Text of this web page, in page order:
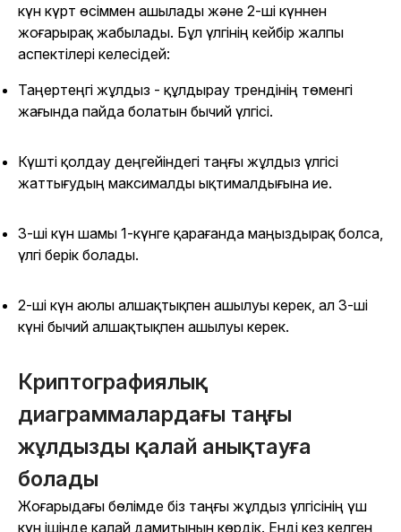
күн күрт өсіммен ашылады және 2-ші күннен
жоғарырақ жабылады. Бұл үлгінің кейбір жалпы
аспектілері келесідей:
Таңертеңгі жұлдыз - құлдырау трендінің төменгі
жағында пайда болатын бычий үлгісі.
Күшті қолдау деңгейіндегі таңғы жұлдыз үлгісі
жаттығудың максималды ықтималдығына ие.
3-ші күн шамы 1-күнге қарағанда маңыздырақ болса,
үлгі берік болады.
2-ші күн аюлы алшақтықпен ашылуы керек, ал 3-ші
күні бычий алшақтықпен ашылуы керек.
Криптографиялық
диаграммалардағы таңғы
жұлдызды қалай анықтауға
болады
Жоғарыдағы бөлімде біз таңғы жұлдыз үлгісінің үш
күн ішінде қалай дамитынын көрдік. Енді кез келген